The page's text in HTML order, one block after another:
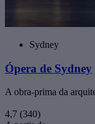
Sydney
Ópera de Sydney
A obra-prima da
4,7 (340)